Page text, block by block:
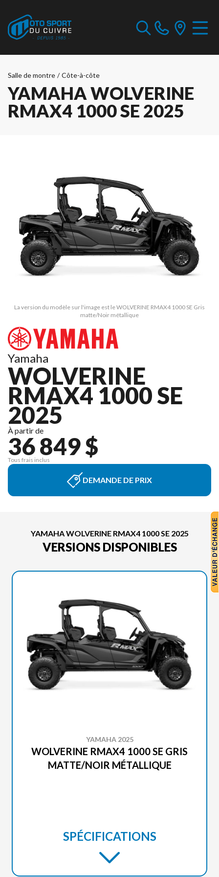
Salle de montre / Côte-à-côte
YAMAHA WOLVERINE
RMAX4 1000 SE 2025
La version du modèle sur l'image est le WOLVERINE RMAX4 1000 SE Gris
matte/Noir métallique
Yamaha
WOLVERINE
RMAX4 1000 SE
2025
À partir de
36 849 $
Tous frais inclus
DEMANDE DE PRIX
YAMAHA WOLVERINE RMAX4 1000 SE 2025
VERSIONS DISPONIBLES
YAMAHA 2025
WOLVERINE RMAX4 1000 SE GRIS
MATTE/NOIR MÉTALLIQUE
SPÉCIFICATIONS